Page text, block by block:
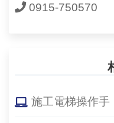
0915-750570
施工電梯操作手